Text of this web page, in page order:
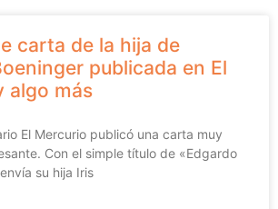
carta de la hija de
publicada en El
algo más
El Mercurio publicó una carta muy
Con el simple título de «Edgardo
su hija Iris